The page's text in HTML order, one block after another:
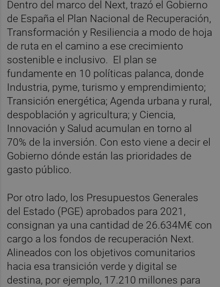
Dentro del marco del Next, trazó el Gobierno
de España el Plan Nacional de Recuperación,
Transformación y Resiliencia a modo de hoja
de ruta en el camino a ese crecimiento
sostenible e inclusivo. El plan se
fundamente en 10 políticas palanca, donde
Industria, pyme, turismo y emprendimiento;
Transición energética; Agenda urbana y rural,
despoblación y agricultura; y Ciencia,
Innovación y Salud acumulan en torno al
70% de la inversión. Con esto viene a decir el
Gobierno dónde están las prioridades de
gasto público.
Por otro lado, los Presupuestos Generales
del Estado (PGE) aprobados para 2021,
consignan ya una cantidad de 26.634M€ con
cargo a los fondos de recuperación Next.
Alineados con los objetivos comunitarios
hacia esa transición verde y digital se
destina, por ejemplo, 17.210 millones para